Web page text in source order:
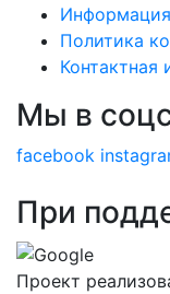
Политика
Контактная
Мы в
facebook
При
Проект